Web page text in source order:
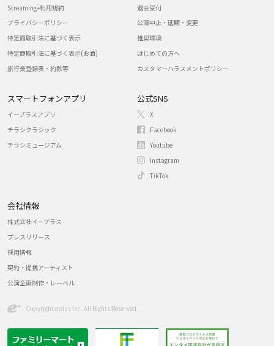
Streaming+利用規約
プライバシーポリシー
特定商取引法に基づく表示
特定商取引法に基づく表示(お酒)
旅行業登録表・約款等
退会受付
公演中止・延期・変更
推奨環境
はじめての方へ
カスタマーハラスメントポリシー
スマートフォンアプリ
イープラスアプリ
チラシクラシック
チラシミュージアム
公式SNS
X
Facebook
Youtube
Instagram
TikTok
会社情報
株式会社イープラス
プレスリリース
採用情報
契約・提携アーティスト
公演企画制作・レーベル
Copyright eplus inc. All Rights Reserved.